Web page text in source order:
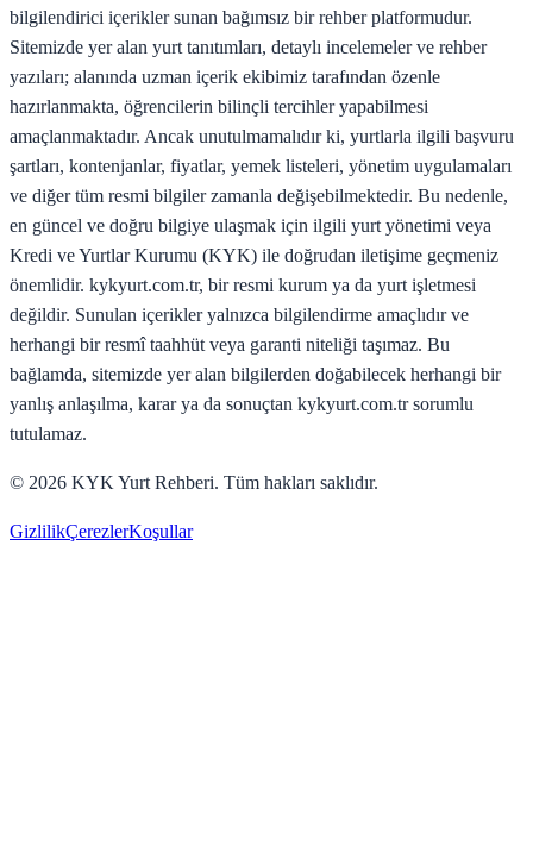
bilgilendirici içerikler sunan bağımsız bir rehber platformudur.
Sitemizde yer alan yurt tanıtımları, detaylı incelemeler ve rehber
yazıları; alanında uzman içerik ekibimiz tarafından özenle
hazırlanmakta, öğrencilerin bilinçli tercihler yapabilmesi
amaçlanmaktadır. Ancak unutulmamalıdır ki, yurtlarla ilgili başvuru
şartları, kontenjanlar, fiyatlar, yemek listeleri, yönetim uygulamaları
ve diğer tüm resmi bilgiler zamanla değişebilmektedir. Bu nedenle,
en güncel ve doğru bilgiye ulaşmak için ilgili yurt yönetimi veya
Kredi ve Yurtlar Kurumu (KYK) ile doğrudan iletişime geçmeniz
önemlidir. kykyurt.com.tr, bir resmi kurum ya da yurt işletmesi
değildir. Sunulan içerikler yalnızca bilgilendirme amaçlıdır ve
herhangi bir resmî taahhüt veya garanti niteliği taşımaz. Bu
bağlamda, sitemizde yer alan bilgilerden doğabilecek herhangi bir
yanlış anlaşılma, karar ya da sonuçtan kykyurt.com.tr sorumlu
tutulamaz.
© 2026 KYK Yurt Rehberi. Tüm hakları saklıdır.
GizlilikÇerezlerKoşullar